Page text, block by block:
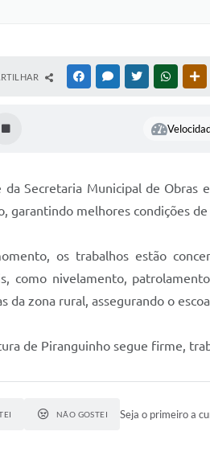
FACEBOOKMESSENGER
TWITTER
da Secretaria Municipal de Obras
garantindo melhores condições
os trabalhos estão
como nivelamento,
da zona rural, assegurando o
de Piranguinho segue firme,
NÃO GOSTEI Seja o primeiro a